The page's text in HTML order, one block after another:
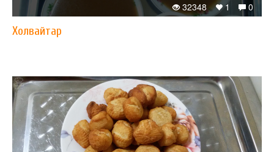
0
1
32348
Xолвайтар